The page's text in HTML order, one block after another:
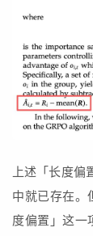
上述「长度偏
中就已存在。
度偏置」这一